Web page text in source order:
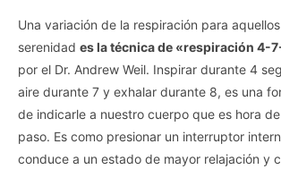
Una variación de la respiración para
serenidad es la técnica de «respiración 4-
por el Dr. Andrew Weil. Inspirar durante 4
aire durante 7 y exhalar durante 8, es una
de indicarle a nuestro cuerpo que es hora
paso. Es como presionar un interruptor
conduce a un estado de mayor relajación y